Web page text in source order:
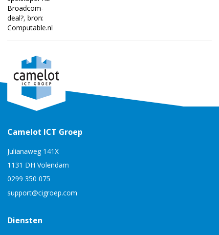
Camelot ICT Groep
Julianaweg 141X
1131 DH Volendam
0299 350 075
support@cigroep.com
Diensten